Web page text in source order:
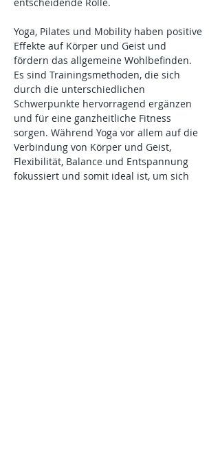
Yoga, Pilates und Mobility haben positive
Effekte auf Körper und Geist und
fördern das allgemeine Wohlbefinden.
Es sind Trainingsmethoden, die sich
durch die unterschiedlichen
Schwerpunkte hervorragend ergänzen
und für eine ganzheitliche Fitness
sorgen. Während Yoga vor allem auf die
Verbindung von Körper und Geist,
Flexibilität, Balance und Entspannung
fokussiert und somit ideal ist, um sich